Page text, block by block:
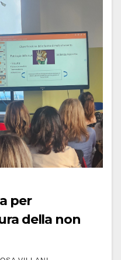
per
della non